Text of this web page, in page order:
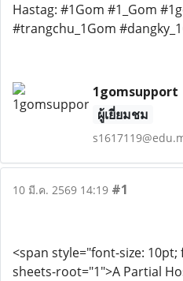
Hastag: #1Gom #1_Gom
#trangchu_1Gom
1gomsupport
ผู้เยี่ยมชม
10 มี.ค. 2569 14:19 #1
<span style="font-size:
sheets-root="1">A Partial